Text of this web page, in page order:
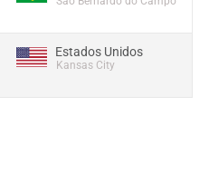
Estados Unidos
Kansas City